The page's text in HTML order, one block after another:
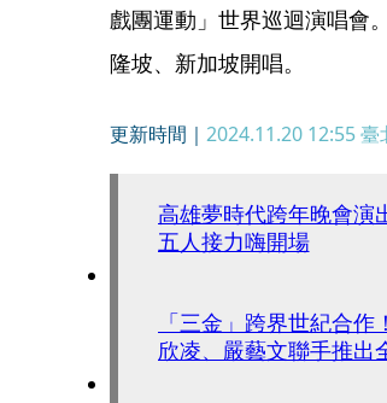
戲團運動」世界巡迴演唱會
隆坡、新加坡開唱。
更新時間｜ 2024.11.20 12:55臺
高雄夢時代跨年晚會
五人接力嗨開場
「三金」跨界世紀合
欣凌、嚴藝文聯手推出